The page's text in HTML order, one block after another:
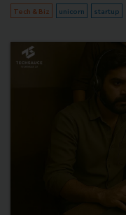
Tech & Biz unicorn startup